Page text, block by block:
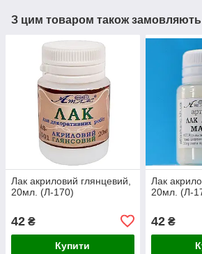
З цим товаром також замовляють
Лак акриловий глянцевий,
20мл. (Л-170)
42 ₴
Купити
Лак
20мл. (Л-
42₴